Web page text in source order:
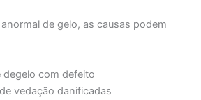
de gelo, as causas podem
degelo com defeito
vedação danificadas